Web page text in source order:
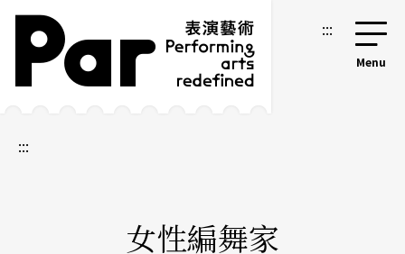
跳到主要內容區塊
網站導覽 :::
:::
女性編舞家